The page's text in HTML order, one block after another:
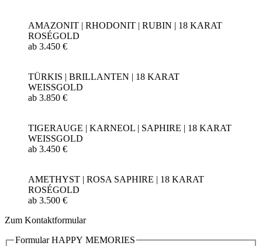
AMAZONIT | RHODONIT | RUBIN | 18 KARAT
ROSÉGOLD
ab 3.450 €
TÜRKIS | BRILLANTEN | 18 KARAT
WEISSGOLD
ab 3.850 €
TIGERAUGE | KARNEOL | SAPHIRE | 18 KARAT
WEISSGOLD
ab 3.450 €
AMETHYST | ROSA SAPHIRE | 18 KARAT
ROSÉGOLD
ab 3.500 €
Zum Kontaktformular
Formular HAPPY MEMORIES